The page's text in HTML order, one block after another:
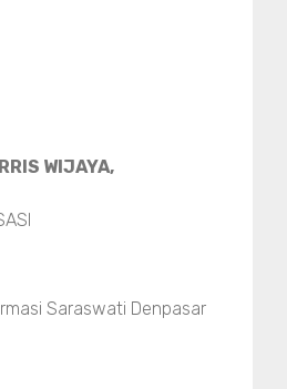
WIJAYA,
Saraswati Denpasar